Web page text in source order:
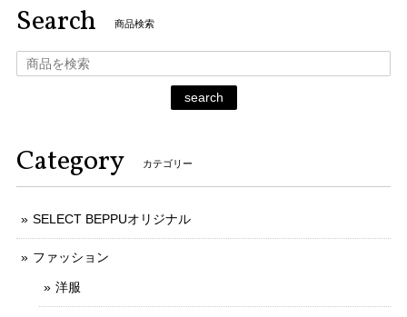
Search 商品検索
search
Category カテゴリー
SELECT BEPPUオリジナル
ファッション
洋服